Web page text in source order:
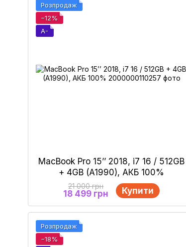
Розпродаж
−12%
A-
MacBook Pro 15’’ 2018, i7 16 / 512GB
+ 4GB (A1990), АКБ 100%
21 000 грн
18 499 грн Купити
Розпродаж
−18%